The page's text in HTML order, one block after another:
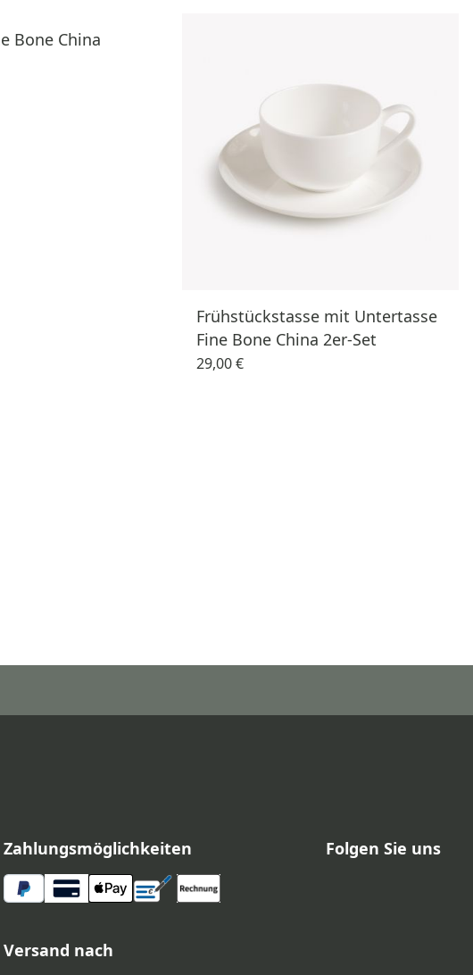
Bone China
Frühstückstasse mit Untertasse
Fine Bone China 2er-Set
29,00 €
Zahlungsmöglichkeiten
Versand nach
Folgen Sie uns